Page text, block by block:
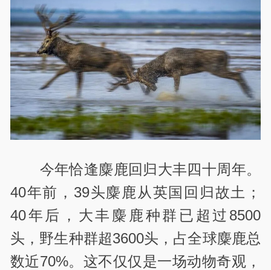
今年恰逢麋鹿回归大丰四十周年。
40年前，39头麋鹿从英国回归故土；
40年后，大丰麋鹿种群已超过8500
头，野生种群超3600头，占全球麋鹿总
数近70%。这不仅仅是一场动物奇观，